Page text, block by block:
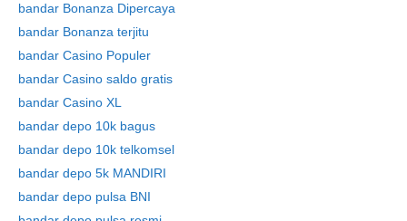
bandar Bonanza Dipercaya
bandar Bonanza terjitu
bandar Casino Populer
bandar Casino saldo gratis
bandar Casino XL
bandar depo 10k bagus
bandar depo 10k telkomsel
bandar depo 5k MANDIRI
bandar depo pulsa BNI